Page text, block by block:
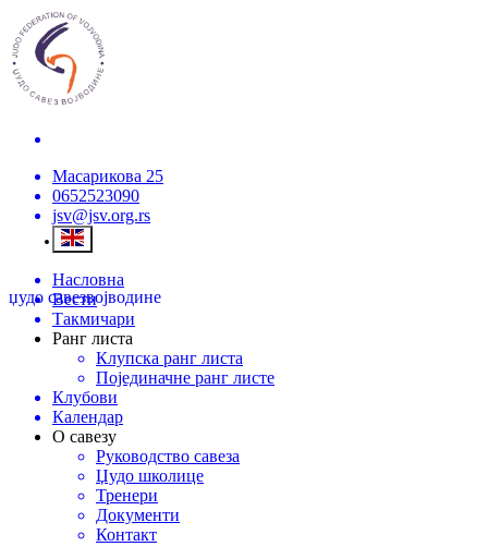
Масарикова 25
0652523090
jsv@jsv.org.rs
џудо савезвојводине
Насловна
Вести
Такмичари
Ранг листа
Клупска ранг листа
Појединачне ранг листе
Клубови
Календар
О савезу
Руководство савеза
Џудо школице
Тренери
Документи
Контакт